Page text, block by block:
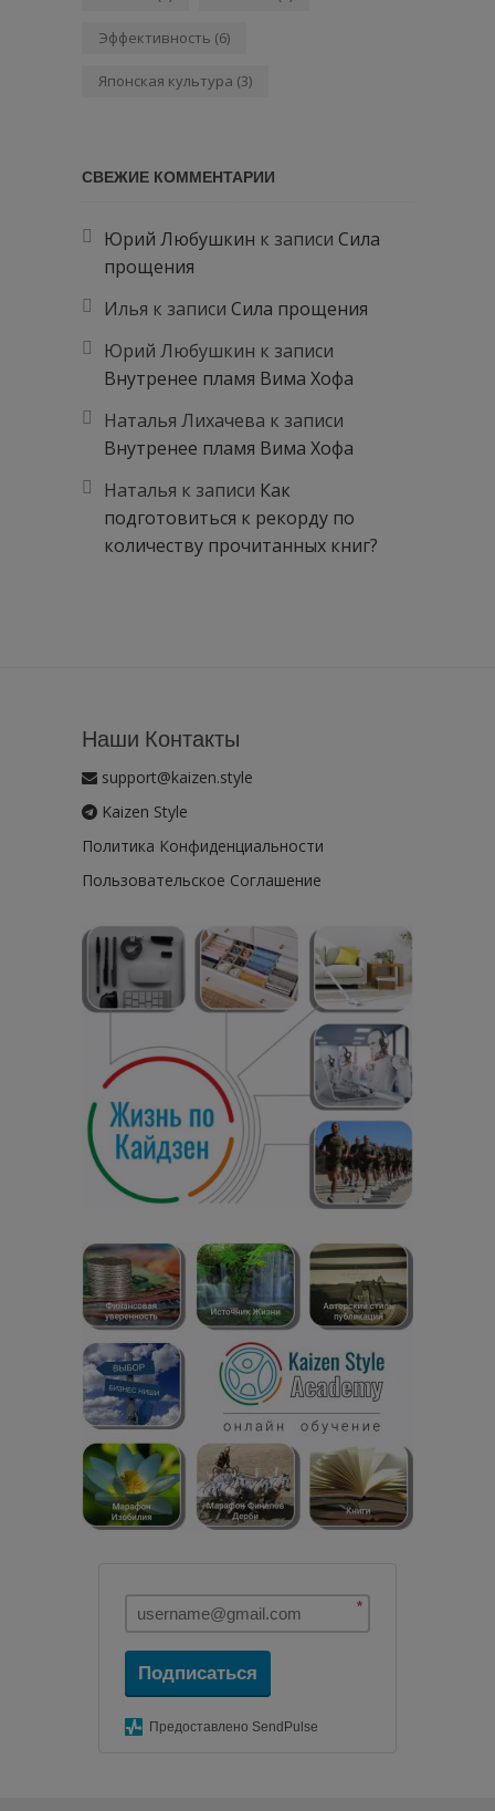
Эффективность (6)
Японская культура (3)
СВЕЖИЕ КОММЕНТАРИИ
Юрий Любушкин к записи Сила
прощения
Илья к записи Сила прощения
Юрий Любушкин к записи
Внутренее пламя Вима Хофа
Наталья Лихачева к записи
Внутренее пламя Вима Хофа
Наталья к записи Как
подготовиться к рекорду по
количеству прочитанных книг?
Наши Контакты
support@kaizen.style
Kaizen Style
Политика Конфиденциальности
Пользовательское Соглашение
*
Подписаться
Предоставлено SendPulse